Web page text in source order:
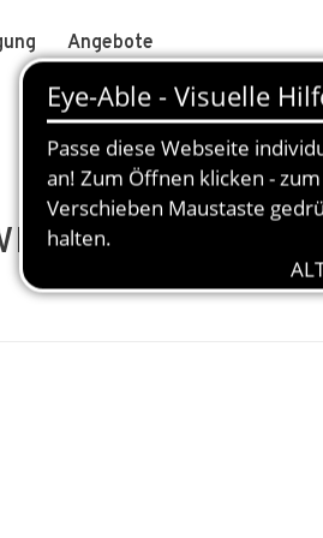
Angebote
Anmelden / Kundenkonto anlegen